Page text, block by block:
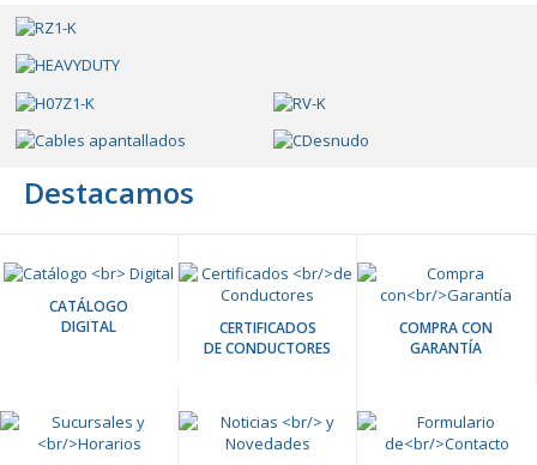
Destacamos
CATÁLOGO
DIGITAL
CERTIFICADOS
DE CONDUCTORES
COMPRA CON
GARANTÍA